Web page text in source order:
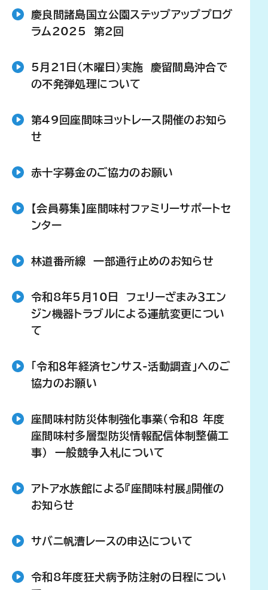
慶良間諸島国立公園ステップアッププログ
ラム2025 第2回
5月21日(木曜日)実施 慶留間島沖合で
の不発弾処理について
第49回座間味ヨットレース開催のお知ら
せ
赤十字募金のご協力のお願い
【会員募集】座間味村ファミリーサポートセ
ンター
林道番所線 一部通行止めのお知らせ
令和8年5月10日 フェリーざまみ３エン
ジン機器トラブルによる運航変更につい
て
「令和８年経済センサス-活動調査」へのご
協力のお願い
座間味村防災体制強化事業(令和8 年度
座間味村多層型防災情報配信体制整備工
事) 一般競争入札について
アトア水族館による『座間味村展』開催の
お知らせ
サバニ帆漕レースの申込について
令和8年度狂犬病予防注射の日程につい